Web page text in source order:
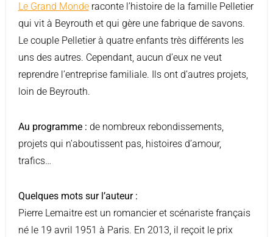
Le Grand Monderaconte l’histoire de la famille Pelletier
qui vit à Beyrouth et qui gère une fabrique de savons.
Le couple Pelletier à quatre enfants très différents les
uns des autres. Cependant, aucun d’eux ne veut
reprendre l’entreprise familiale. Ils ont d’autres projets,
loin de Beyrouth.
Au programme : de nombreux rebondissements,
projets qui n’aboutissent pas, histoires d’amour,
trafics…
Quelques mots sur l’auteur :
Pierre Lemaitre est un romancier et scénariste français
né le 19 avril 1951 à Paris. En 2013, il reçoit le prix